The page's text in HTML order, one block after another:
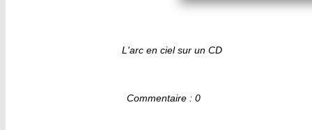
L'arc en ciel sur un CD
Commentaire : 0